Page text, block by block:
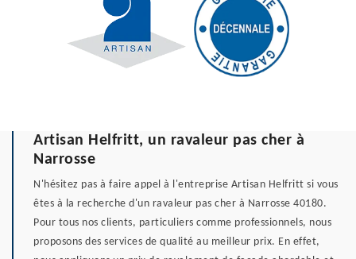
Artisan Helfritt, un ravaleur pas cher à
Narrosse
N'hésitez pas à faire appel à l'entreprise Artisan Helfritt si vous
êtes à la recherche d'un ravaleur pas cher à Narrosse 40180.
Pour tous nos clients, particuliers comme professionnels, nous
proposons des services de qualité au meilleur prix. En effet,